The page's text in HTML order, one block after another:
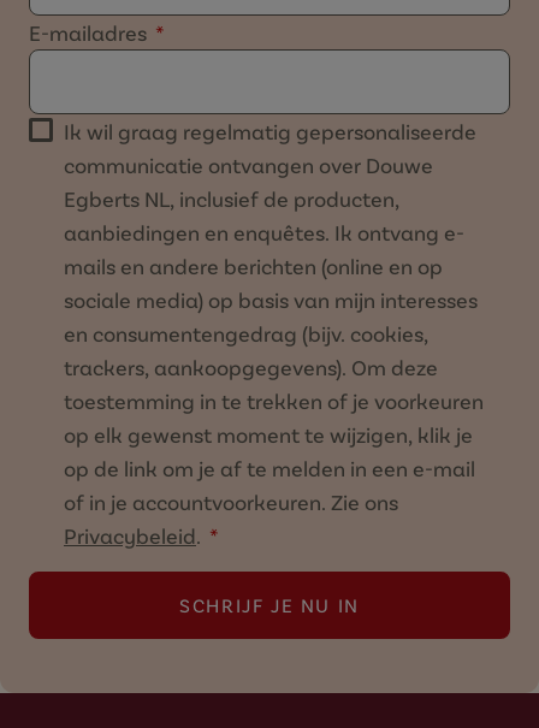
E-mailadres
Ik wil graag regelmatig gepersonaliseerde
communicatie ontvangen over Douwe
Egberts NL, inclusief de producten,
aanbiedingen en enquêtes. Ik ontvang e-
mails en andere berichten (online en op
sociale media) op basis van mijn interesses
en consumentengedrag (bijv. cookies,
trackers, aankoopgegevens). Om deze
toestemming in te trekken of je voorkeuren
op elk gewenst moment te wijzigen, klik je
op de link om je af te melden in een e-mail
of in je accountvoorkeuren. Zie ons
Privacybeleid.
SCHRIJF JE NU IN